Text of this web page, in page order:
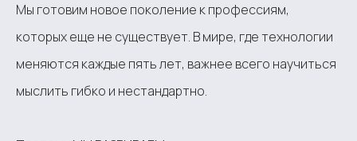
Мы готовим новое поколение к профессиям,
которых еще не существует. В мире, где технологии
меняются каждые пять лет, важнее всего научиться
мыслить гибко и нестандартно.